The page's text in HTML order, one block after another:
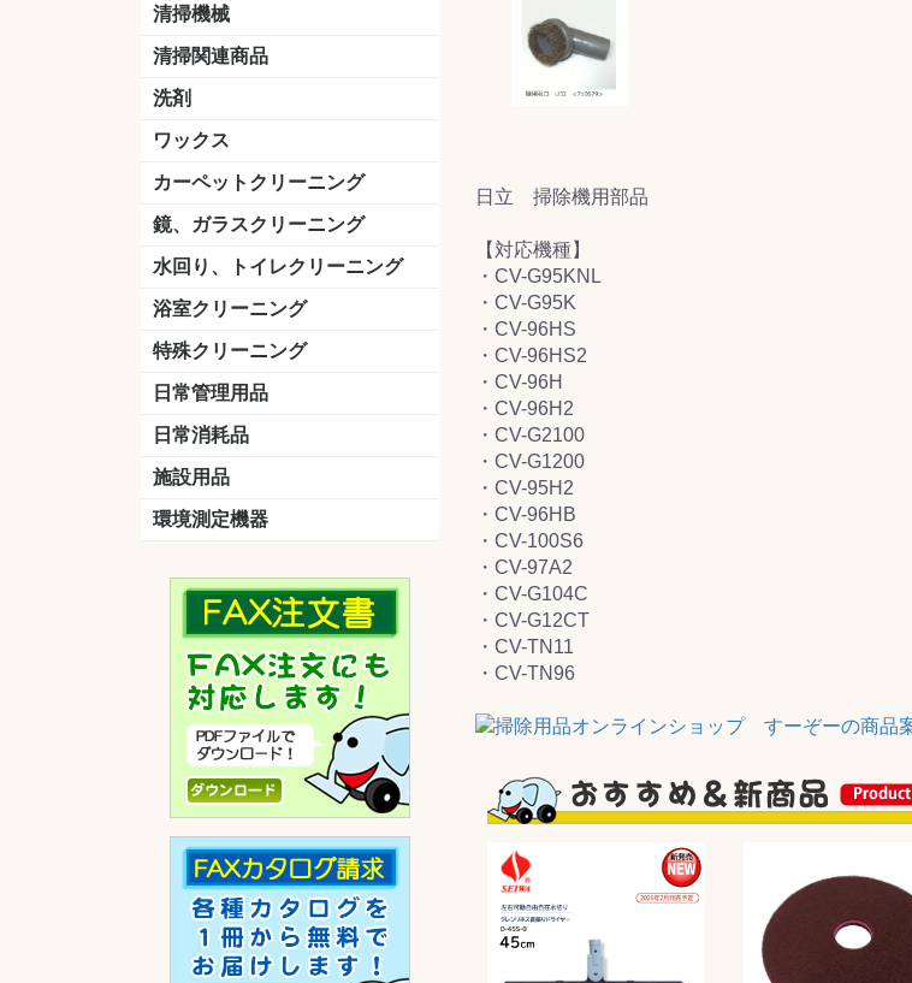
ほうき
ちりとり
モップ及び関連品
(ワンタッチ式用)
モップ
ハードフロア用ダストモップ
テラモト
その他
清掃機械
掃除機
ドライバキューム
アップライトバキューム
コードレスタイプ
高圧洗浄機
吸水機
カーペット用マシン
送風機
ポリッシャー スタンダード
ハンディポリッシャー
ポリッシャー・自動床洗浄機用
掃除機用紙パック
その他
清掃関連商品
ダストカート
台車
移動式バレット
脚立
モップハンガー
サインボード
光沢計
カーペット汚染度計
洗剤
床用表面洗浄剤
ハクリ剤
厨房用
工場用
石材用
サビ用
木材用
タイル用
外壁用
壁面用
手あか用
病院用
除菌用
ワックス
樹脂ワックス
半樹脂ワックス
フローリング用
病院用ワックス
中性ワックス
石材用
木床用
その他
カーペットクリーニング
洗剤
ブラシ
パット
その他
鏡、ガラスクリーニング
ガラスワイパー
シャンパー(ウオッシャー)
ガラススクイジー
ケレン
ツールホルダー
洗剤 うろこ取り
天井・高所作業
水回り、トイレクリーニング
洗剤
尿石除去剤
水アカ除去剤
排水管つまり除去剤
消臭・防臭剤
道具 ラバーカップ
水アカ除去
浴室クリーニング
洗剤
バスクリーナー
道具
特殊クリーニング
石材
エアコン
リンス&中和剤&前処理
洗浄ツール
洗浄シート
外壁
その他
日常管理用品
クリーナー
洗濯用洗剤
油汚れ落とし
サビ取り剤
タバコ専用消臭
日常消耗品
トイレットペーパー
ペーパータオル
便座除菌クリーナー
ポリ袋
施設用品
マット・他
ベンチ
灰皿
傘立
くず入れ
環境測定機器
日立 掃除機用部品
【対応機種】
・CV-G95KNL
・CV-G95K
・CV-96HS
・CV-96HS2
・CV-96H
・CV-96H2
・CV-G2100
・CV-G1200
・CV-95H2
・CV-96HB
・CV-100S6
・CV-97A2
・CV-G104C
・CV-G12CT
・CV-TN11
・CV-TN96